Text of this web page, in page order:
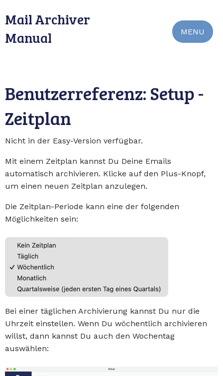
Mail Archiver
Manual
MENU
Benutzerreferenz: Setup -
Zeitplan
Nicht in der Easy-Version verfügbar.
Mit einem Zeitplan kannst Du Deine Emails
automatisch archivieren. Klicke auf den Plus-Knopf,
um einen neuen Zeitplan anzulegen.
Die Zeitplan-Periode kann eine der folgenden
Möglichkeiten sein:
Bei einer täglichen Archivierung kannst Du nur die
Uhrzeit einstellen. Wenn Du wöchentlich archivieren
willst, dann kannst Du auch den Wochentag
auswählen: